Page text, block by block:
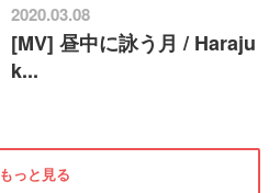
2020.03.08
[MV] 昼中に詠う月 / Haraju
k...
もっと見る